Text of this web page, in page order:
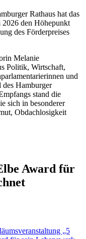
Rathaus hat das
2026 den Höhepunkt
des Förderpreises
Melanie
Politik, Wirtschaft,
und
des Hamburger
stand die
sich in besonderer
Obdachlosigkeit
Award für